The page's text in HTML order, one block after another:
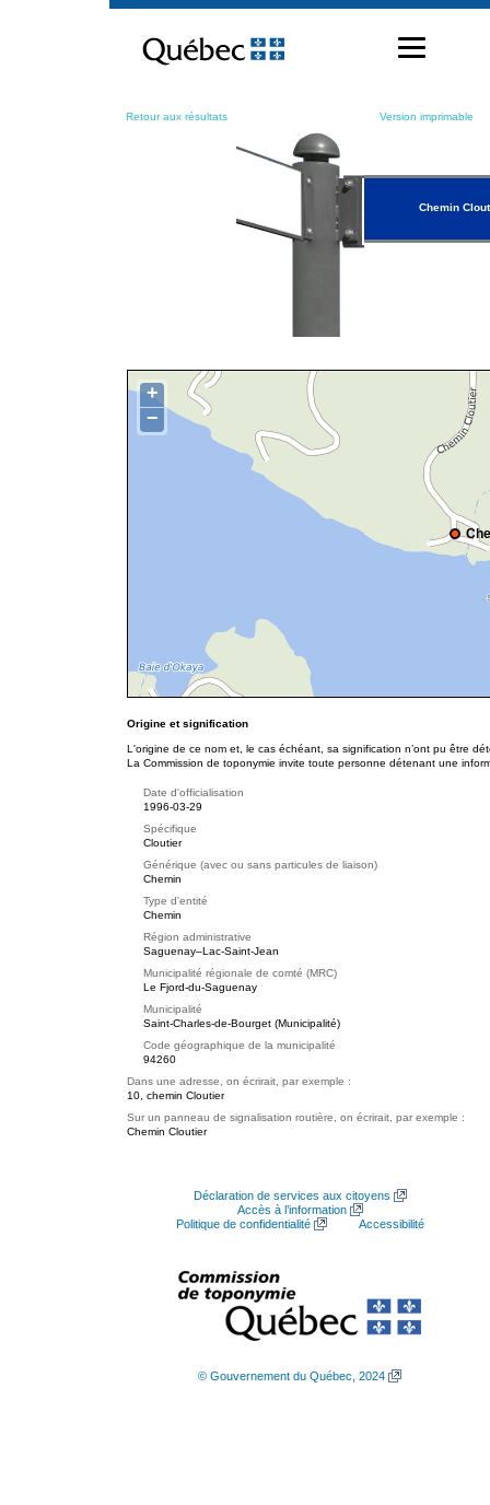
contenu
Retour aux résultats Version imprimable
Chemin
+
−
Origine et signification
L'origine de ce nom et, le cas échéant, sa signification n’ont pu être
La Commission de toponymie invite toute personne détenant une
Date d'officialisation
1996-03-29
Spécifique
Cloutier
Générique (avec ou sans particules de liaison)
Chemin
Type d'entité
Chemin
Région administrative
Saguenay–Lac-Saint-Jean
Municipalité régionale de comté (MRC)
Le Fjord-du-Saguenay
Municipalité
Saint-Charles-de-Bourget (Municipalité)
Code géographique de la municipalité
94260
Dans une adresse, on écrirait, par exemple :
10, chemin Cloutier
Sur un panneau de signalisation routière, on écrirait, par exemple :
Chemin Cloutier
Déclaration de services aux citoyens
Accès à l’information
Politique de confidentialité
Accessibilité
© Gouvernement du Québec, 2024